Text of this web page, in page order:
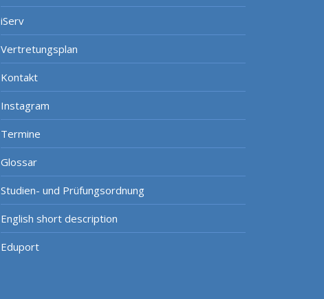
iServ
Vertretungsplan
Kontakt
Instagram
Termine
Glossar
Studien- und Prüfungsordnung
English short description
Eduport